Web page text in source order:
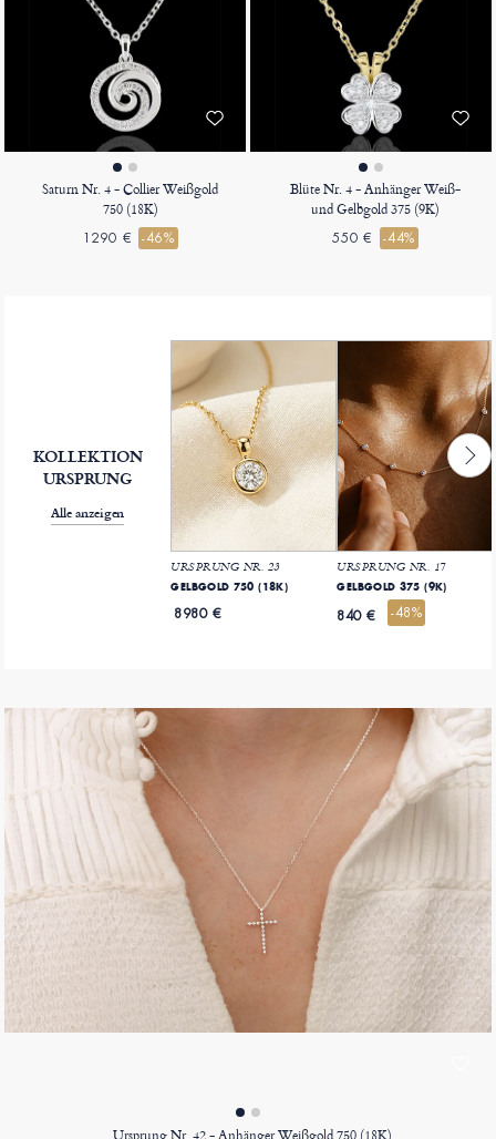
Saturn Nr. 4 - Collier Weißgold
750 (18K)
1290 € -46%
Blüte Nr. 4 - Anhänger Weiß-
und Gelbgold 375 (9K)
550 € -44%
KOLLEKTION
URSPRUNG
Alle anzeigen
URSPRUNG NR. 23
GELBGOLD 750 (18K)
8980 €
URSPRUNG NR. 17
GELBGOLD 375 (9K)
840 € -48%